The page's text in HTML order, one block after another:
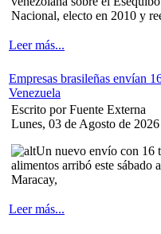
Nacional, electo en 2010 y
Leer más...
Empresas brasileñas envían
Venezuela
Escrito por Fuente Externa
Lunes, 03 de Agosto de
Un nuevo envío con 16
alimentos arribó este sábado
Maracay,
Leer más...